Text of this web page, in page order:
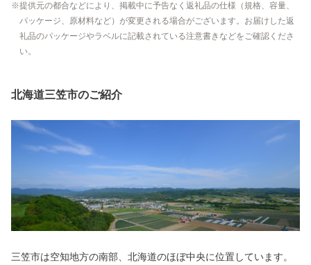
提供元の都合などにより、掲載中に予告なく返礼品の仕様（規格、容量、
パッケージ、原材料など）が変更される場合がございます。お届けした返
礼品のパッケージやラベルに記載されている注意書きなどをご確認くださ
い。
北海道三笠市のご紹介
三笠市は空知地方の南部、北海道のほぼ中央に位置しています。